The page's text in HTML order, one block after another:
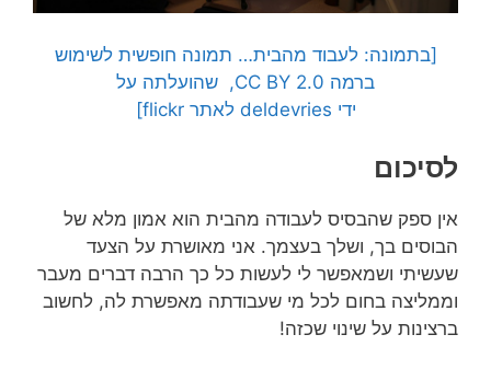
[בתמונה: לעבוד מהבית… תמונה חופשית לשימוש
ברמה CC BY 2.0, שהועלתה על
ידי deldevries לאתר flickr]
לסיכום
אין ספק שהבסיס לעבודה מהבית הוא אמון מלא של
הבוסים בך, ושלך בעצמך. אני מאושרת על הצעד
שעשיתי ושמאפשר לי לעשות כל כך הרבה דברים מעבר
וממליצה בחום לכל מי שעבודתה מאפשרת לה, לחשוב
ברצינות על שינוי שכזה!